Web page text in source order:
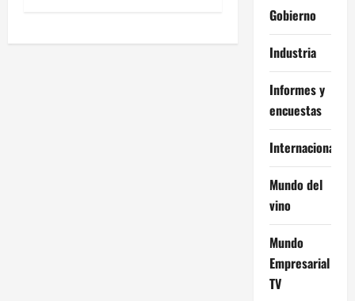
g
Gobierno
Industria
Informes y
encuestas
Internacional
Mundo del
vino
Mundo
Empresarial
TV